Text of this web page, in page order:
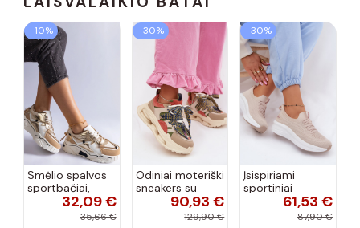
−10%
Smėlio spalvos
sportbačiai,
dekoruoti Valdez
cirkonio virvele
32,09 €
35,66 €
−30%
Odiniai moteriški
sneakers su
platforma D&A
CR61-3133
90,93 €
129,90 €
−30%
Įsispiriami
sportiniai
bateliai Kobbo
102425 smėlio
61,53 €
87,90 €